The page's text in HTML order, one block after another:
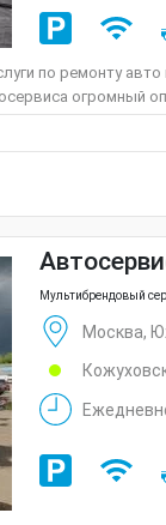
по ремонту авто
огромный
Мультибрендовый
Москва,